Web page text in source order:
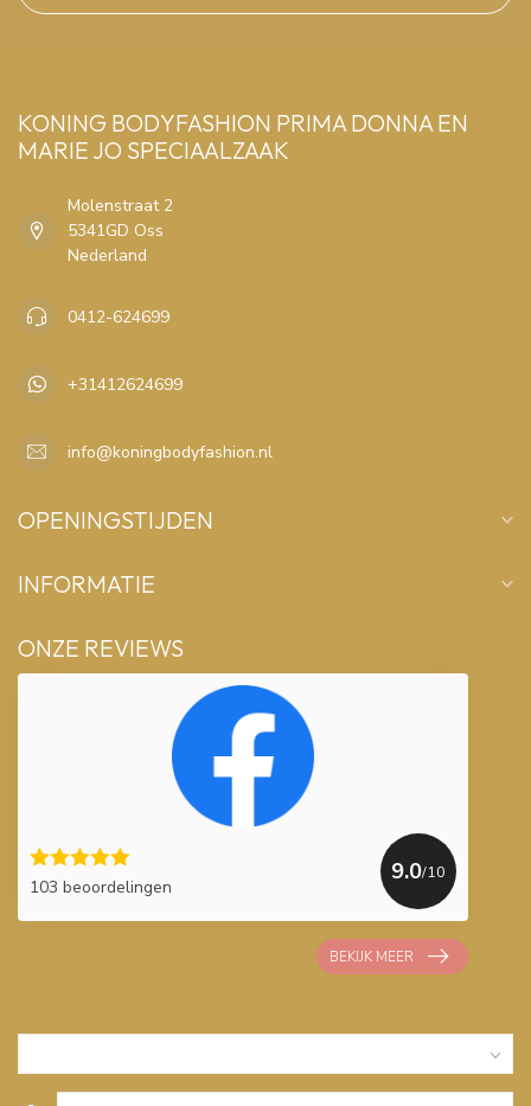
KONING BODYFASHION PRIMA DONNA EN
MARIE JO SPECIAALZAAK
Molenstraat 2
5341GD Oss
Nederland
0412-624699
+31412624699
info@koningbodyfashion.nl
OPENINGSTIJDEN
INFORMATIE
ONZE REVIEWS
103 beoordelingen
9.0/10
BEKIJK MEER